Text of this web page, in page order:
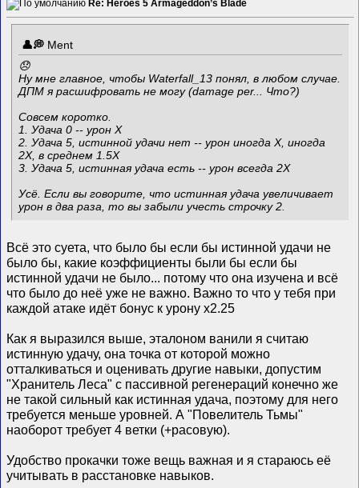
Re: Heroes 5 Armageddon’s Blade
Ment
😞
Ну мне главное, чтобы Waterfall_13 понял, в любом случае.
ДПМ я расшифровать не могу (damage per... Что?)
Совсем коротко.
1. Удача 0 -- урон X
2. Удача 5, истинной удачи нет -- урон иногда X, иногда
2X, в среднем 1.5X
3. Удача 5, истинная удача есть -- урон всегда 2X
Усё. Если вы говорите, что истинная удача увеличивает
урон в два раза, то вы забыли учесть строчку 2.
Всё это суета, что было бы если бы истинной удачи не
было бы, какие коэффициенты были бы если бы
истинной удачи не было... потому что она изучена и всё
что было до неё уже не важно. Важно то что у тебя при
каждой атаке идёт бонус к урону х2.25
Как я выразился выше, эталоном ванили я считаю
истинную удачу, она точка от которой можно
отталкиваться и оценивать другие навыки, допустим
"Хранитель Леса" с пассивной регенераций конечно же
не такой сильный как истинная удача, поэтому для него
требуется меньше уровней. А "Повелитель Тьмы"
наоборот требует 4 ветки (+расовую).
Удобство прокачки тоже вещь важная и я стараюсь её
учитывать в расстановке навыков.